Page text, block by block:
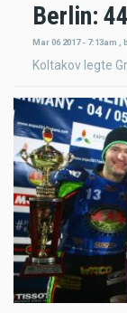
Berlin:
Mar 06 2017 - 7:13am ,
Koltakov legte